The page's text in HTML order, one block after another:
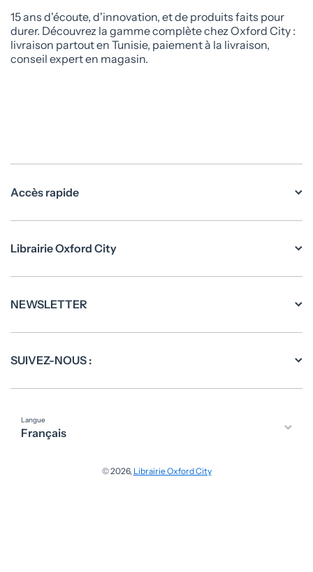
15 ans d'écoute, d'innovation, et de produits faits pour
durer. Découvrez la gamme complète chez Oxford City :
livraison partout en Tunisie, paiement à la livraison,
conseil expert en magasin.
Accès rapide
Librairie Oxford City
NEWSLETTER
SUIVEZ-NOUS :
Langue
Français
© 2026, Librairie Oxford City